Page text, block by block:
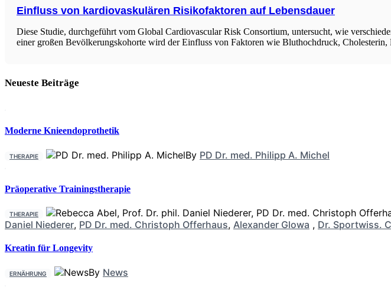
Einfluss von kardiovaskulären Risikofaktoren auf Lebensdauer
Diese Studie, durchgeführt vom Global Cardiovascular Risk Consortium, untersucht, wie
einer großen Bevölkerungskohorte wird der Einfluss von Faktoren wie Bluthochdruck, Cholesterin,
Neueste Beiträge
Moderne Knieendoprothetik
THERAPIE By PD Dr. med. Philipp A. Michel
Präoperative Trainingstherapie
THERAPIE
Daniel Niederer, PD Dr. med. Christoph Offerhaus, Alexander Glowa , Dr. Sportwiss.
Kreatin für Longevity
ERNÄHRUNG By News